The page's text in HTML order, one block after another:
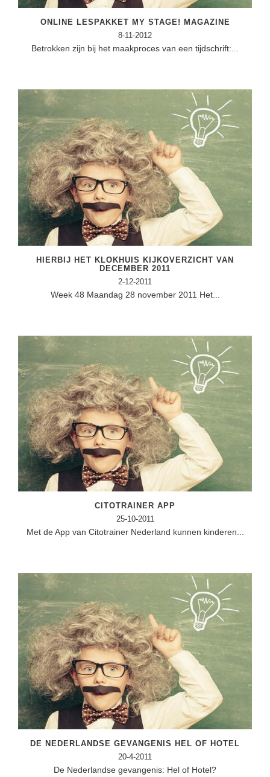
ONLINE LESPAKKET MY STAGE! MAGAZINE
8-11-2012
Betrokken zijn bij het maakproces van een tijdschrift:...
HIERBIJ HET KLOKHUIS KIJKOVERZICHT VAN
DECEMBER 2011
2-12-2011
Week 48 Maandag 28 november 2011 Het...
CITOTRAINER APP
25-10-2011
Met de App van Citotrainer Nederland kunnen kinderen...
DE NEDERLANDSE GEVANGENIS HEL OF HOTEL
20-4-2011
De Nederlandse gevangenis: Hel of Hotel?